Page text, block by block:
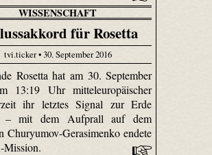
WISSENSCHAFT
für Rosetta
tvi.ticker • 30. September 2016
Rosetta hat am 30. September
13:19 Uhr mitteleuropäischer
ihr letztes Signal zur Erde
– mit dem Aufprall auf dem
Churyumov-Gerasimenko endete
Mission.